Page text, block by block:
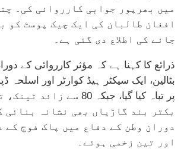
میں بھرپور جوابی کارروائی کی۔
افغان طالبان کی ایک چیک پوسٹ کو
جانے کی اطلاع دی گئی ہے۔
ذرائع کا کہنا ہے کہ مؤثر کارروائی کے
بٹالین، ایک سیکٹر ہیڈ کوارٹر اور اسلحہ
پر تباہ کیا گیا، جبکہ 80 سے
بکتر بند گاڑیاں بھی نشانہ بنائی
دوران وطن کے دفاع میں پاک فوج کے
اور تین زخمی ہوئے۔